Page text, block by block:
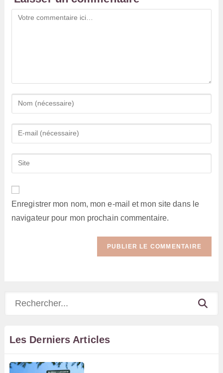
Comment
Enter
your
name
comment
Enter
your
email
address
Saisir
l’URL
votre
site
(facultatif)
Enregistrer mon nom, mon e-mail et mon site dans le
navigateur pour mon prochain commentaire.
Les Derniers Articles